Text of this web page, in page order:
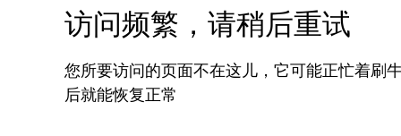
访问频繁，请稍后重试
您所要访问的页面不在这儿，它可能正忙着刷
后就能恢复正常